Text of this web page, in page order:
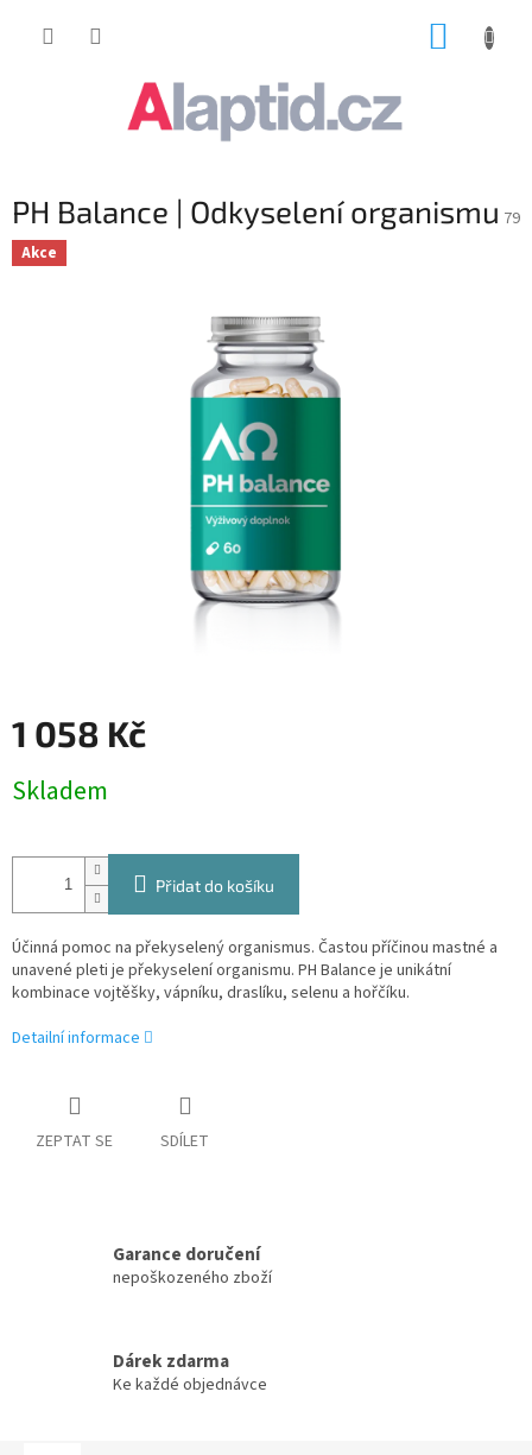
PH Balance | Odkyselení organismu 79
Akce
1 058 Kč
cena:
Skladem
Přidat do košíku
Účinná pomoc na překyselený organismus. Častou příčinou mastné a
unavené pleti je překyselení organismu. PH Balance je unikátní
kombinace vojtěšky, vápníku, draslíku, selenu a hořčíku.
Detailní informace
ZEPTAT SE SDÍLET
Garance doručení
nepoškozeného zboží
Dárek zdarma
Ke každé objednávce